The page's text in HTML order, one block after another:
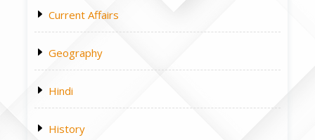
Current Affairs
Geography
Hindi
History